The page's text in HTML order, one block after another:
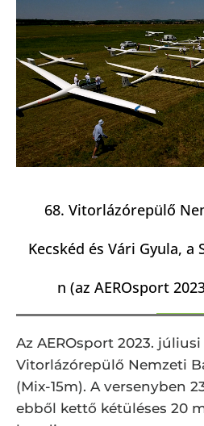
68. Vitorlázórepülő
Kecskéd és Vári Gyula, a
n (az AEROsport
Az AEROsport 2023. júliusi
Vitorlázórepülő Nemzeti
(Mix-15m). A versenyben
ebből kettő kétüléses 20